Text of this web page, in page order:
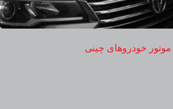
موتور خودروهای چینی